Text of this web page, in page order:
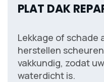
PLAT DAK
Lekkage of schade
herstellen
vakkundig, zodat
waterdicht is.